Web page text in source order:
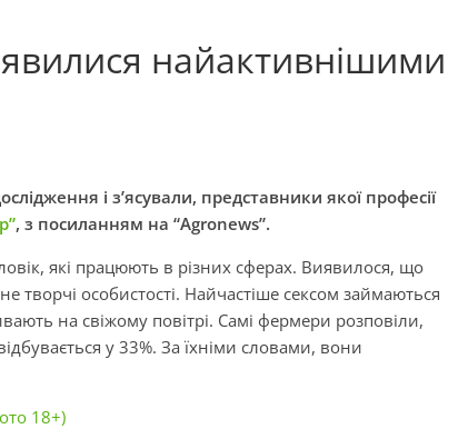
найактивнішими
і з’ясували, представники якої професії
, з посиланням на “Аgronews”.
які працюють в різних сферах. Виявилося, що
творчі особистості. Найчастіше сексом займаються
на свіжому повітрі. Самі фермери розповіли,
у 33%. За їхніми словами, вони
18+)